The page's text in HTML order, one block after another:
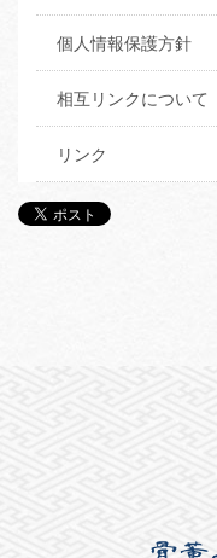
個人情報保護方針
相互リンクについて
リンク